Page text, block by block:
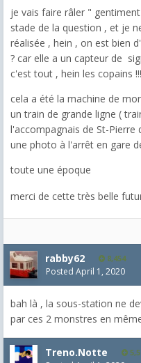
je vais faire râler "
stade de la question , et je
réalisée , hein , on est bien
? car elle a un capteur de
c'est tout , hein les copains !!!
cela a été la machine de
un train de grande ligne (
l'accompagnais de St-Pierre
une photo à l'arrêt en gare
toute une époque
merci de cette très belle
rabby62 8,454
Posted April 1, 2020
bah là , la sous-station ne
par ces 2 monstres en
Treno.Notte